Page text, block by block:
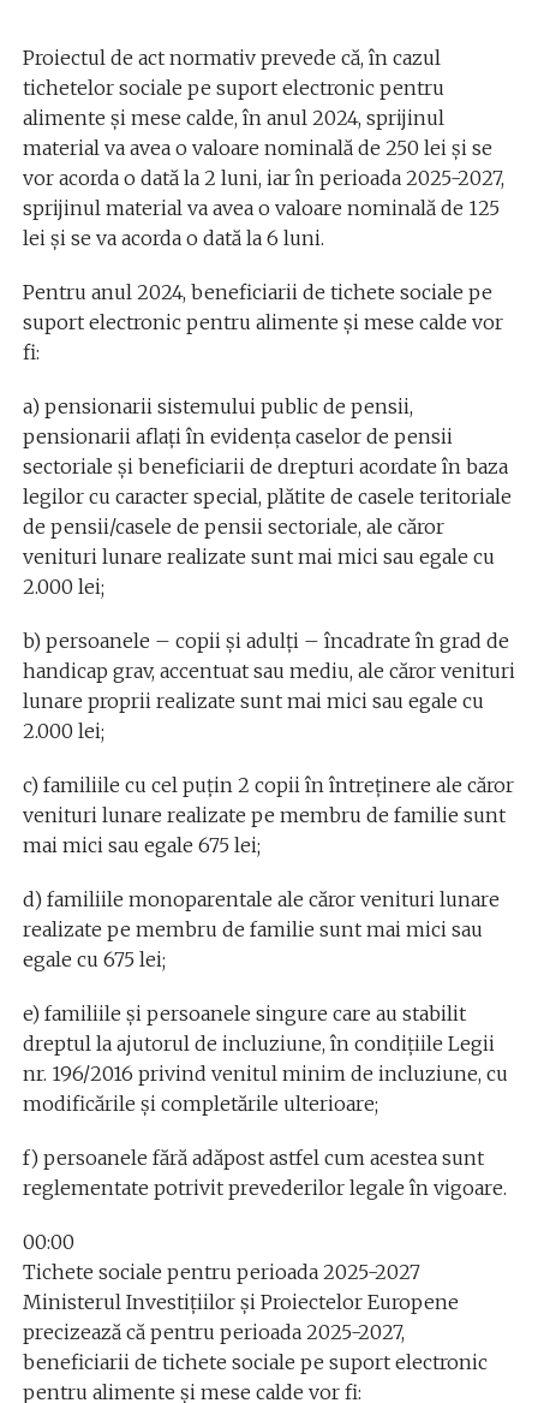
Proiectul de act normativ prevede că, în cazul
tichetelor sociale pe suport electronic pentru
alimente şi mese calde, în anul 2024, sprijinul
material va avea o valoare nominală de 250 lei şi se
vor acorda o dată la 2 luni, iar în perioada 2025-2027,
sprijinul material va avea o valoare nominală de 125
lei şi se va acorda o dată la 6 luni.
Pentru anul 2024, beneficiarii de tichete sociale pe
suport electronic pentru alimente şi mese calde vor
fi:
a) pensionarii sistemului public de pensii,
pensionarii aflaţi în evidenţa caselor de pensii
sectoriale şi beneficiarii de drepturi acordate în baza
legilor cu caracter special, plătite de casele teritoriale
de pensii/casele de pensii sectoriale, ale căror
venituri lunare realizate sunt mai mici sau egale cu
2.000 lei;
b) persoanele – copii şi adulţi – încadrate în grad de
handicap grav, accentuat sau mediu, ale căror venituri
lunare proprii realizate sunt mai mici sau egale cu
2.000 lei;
c) familiile cu cel puţin 2 copii în întreţinere ale căror
venituri lunare realizate pe membru de familie sunt
mai mici sau egale 675 lei;
d) familiile monoparentale ale căror venituri lunare
realizate pe membru de familie sunt mai mici sau
egale cu 675 lei;
e) familiile şi persoanele singure care au stabilit
dreptul la ajutorul de incluziune, în condiţiile Legii
nr. 196/2016 privind venitul minim de incluziune, cu
modificările şi completările ulterioare;
f) persoanele fără adăpost astfel cum acestea sunt
reglementate potrivit prevederilor legale în vigoare.
00:00
Tichete sociale pentru perioada 2025-2027
Ministerul Investiţiilor şi Proiectelor Europene
precizează că pentru perioada 2025-2027,
beneficiarii de tichete sociale pe suport electronic
pentru alimente şi mese calde vor fi: